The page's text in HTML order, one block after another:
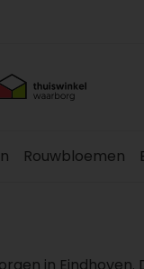
Rouwbloemen